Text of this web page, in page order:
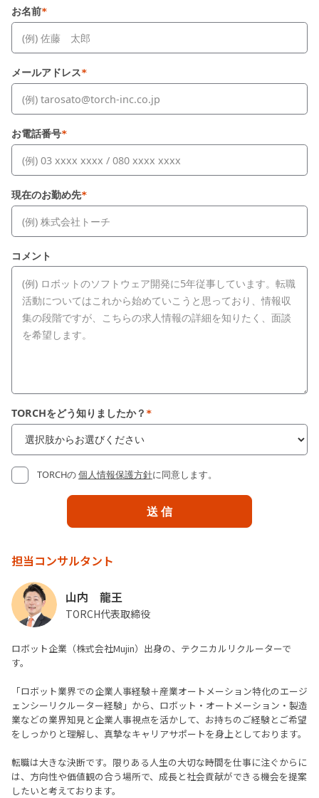
お名前*
メールアドレス*
お電話番号*
現在のお勤め先*
コメント
TORCHをどう知りましたか？ *
TORCHの個人情報保護方針に同意します。
担当コンサルタント
山内 龍王
TORCH代表取締役
ロボット企業（株式会社Mujin）出身の、テクニカルリクルーターで
す。
「ロボット業界での企業人事経験＋産業オートメーション特化のエージ
ェンシーリクルーター経験」から、ロボット・オートメーション・製造
業などの業界知見と企業人事視点を活かして、お持ちのご経験とご希望
をしっかりと理解し、真摯なキャリアサポートを身上としております。
転職は大きな決断です。限りある人生の大切な時間を仕事に注ぐからに
は、方向性や価値観の合う場所で、成長と社会貢献ができる機会を提案
したいと考えております。